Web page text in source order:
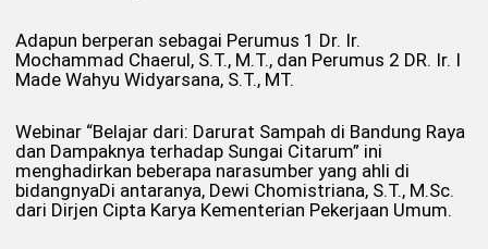
Adapun berperan sebagai Perumus 1 Dr. Ir.
Mochammad Chaerul, S.T., M.T., dan Perumus 2 DR. Ir. I
Made Wahyu Widyarsana, S.T., MT.
Webinar “Belajar dari: Darurat Sampah di Bandung Raya
dan Dampaknya terhadap Sungai Citarum” ini
menghadirkan beberapa narasumber yang ahli di
bidangnyaDi antaranya, Dewi Chomistriana, S.T., M.Sc.
dari Dirjen Cipta Karya Kementerian Pekerjaan Umum.